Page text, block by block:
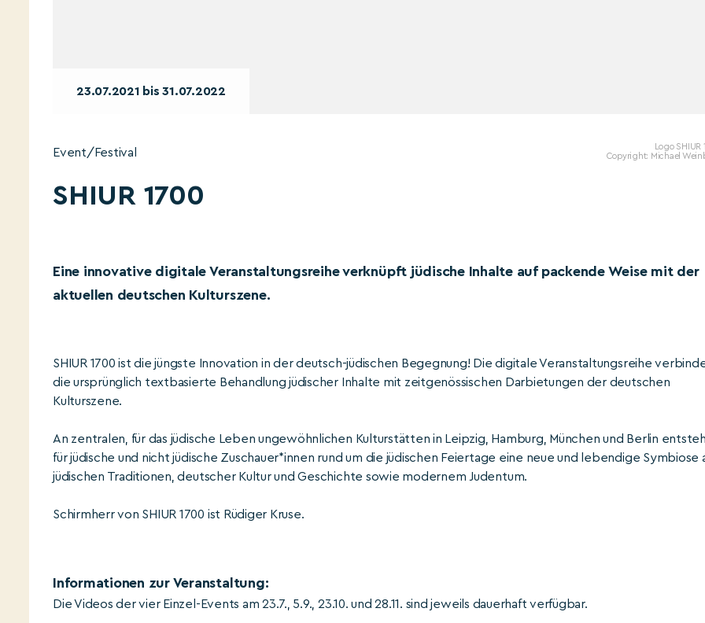
23.07.2021 bis 31.07.2022
Logo SHIUR
Copyright: Michael
Event/Festival
SHIUR 1700
Eine innovative digitale Veranstaltungsreihe verknüpft jüdische Inhalte auf packende Weise mit der
aktuellen deutschen Kulturszene.
SHIUR 1700 ist die jüngste Innovation in der deutsch-jüdischen Begegnung! Die digitale Veranstaltungsreihe
die ursprünglich textbasierte Behandlung jüdischer Inhalte mit zeitgenössischen Darbietungen der deutschen
Kulturszene.
An zentralen, für das jüdische Leben ungewöhnlichen Kulturstätten in Leipzig, Hamburg, München und Berlin
für jüdische und nicht jüdische Zuschauer*innen rund um die jüdischen Feiertage eine neue und lebendige Symbiose
jüdischen Traditionen, deutscher Kultur und Geschichte sowie modernem Judentum.
Schirmherr von SHIUR 1700 ist Rüdiger Kruse.
Informationen zur Veranstaltung:
Die Videos der vier Einzel-Events am 23.7., 5.9., 23.10. und 28.11. sind jeweils dauerhaft verfügbar.